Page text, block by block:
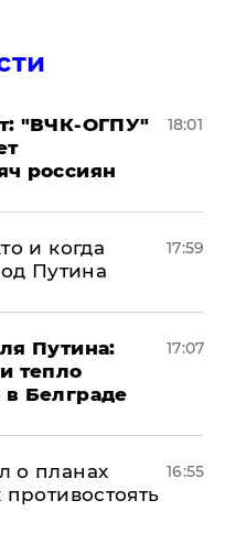
"ВЧК-ОГПУ"
россиян
18:01
и когда
Путина
17:59
Путина:
тепло
в Белграде
17:07
о планах
16:55